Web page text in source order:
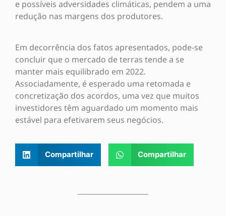
e possíveis adversidades climáticas, pendem a uma
redução nas margens dos produtores.
Em decorrência dos fatos apresentados, pode-se
concluir que o mercado de terras tende a se
manter mais equilibrado em 2022.
Associadamente, é esperado uma retomada e
concretização dos acordos, uma vez que muitos
investidores têm aguardado um momento mais
estável para efetivarem seus negócios.
Compartilhar Compartilhar